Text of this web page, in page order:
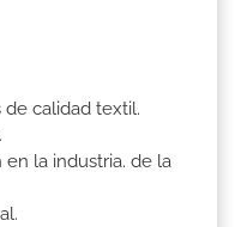
de calidad textil.
la industria. de la